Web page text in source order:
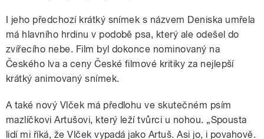
I jeho předchozí krátký snímek s názvem Deniska umřela
má hlavního hrdinu v podobě psa, který ale odešel do
zvířecího nebe. Film byl dokonce nominovaný na
Českého lva a ceny České filmové kritiky za nejlepší
krátký animovaný snímek.
A také nový Vlček má předlohu ve skutečném psím
mazlíčkovi Artušovi, který leží tvůrci u nohou. „Spousta
lidí mi říká, že Vlček vypadá jako Artuš. Asi jo, i povahově.